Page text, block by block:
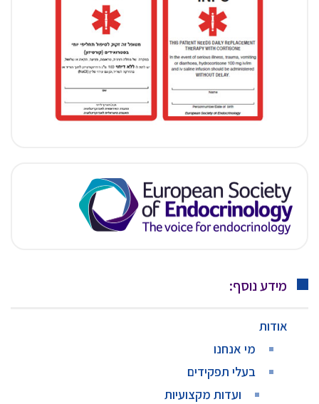
מידע נוסף:
אודות
מי אנחנו
בעלי תפקידים
ועדות מקצועיות